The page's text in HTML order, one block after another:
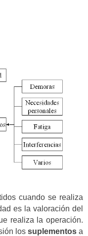
cuando se realiza
es la valoración del
realiza la operación.
los suplementos a